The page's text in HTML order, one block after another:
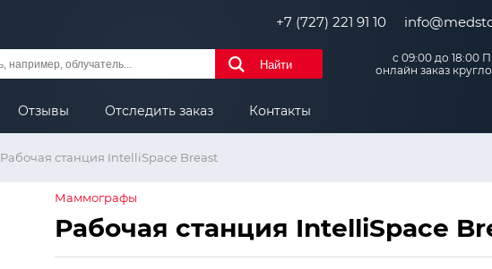
+7 (727) 221 91 10
Найти
с 09:00 до 18:00
онлайн заказ
Отзывы Отследить заказ Контакты
Рабочая станция IntelliSpace Breast
Маммографы
Рабочая станция IntelliSpace